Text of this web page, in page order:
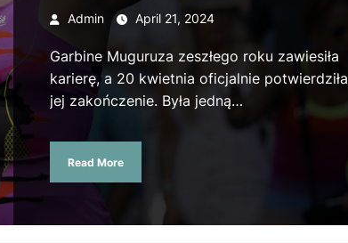
zakończyła karierę
tenisową.
Admin April 21, 2024
Garbine Muguruza zeszłego roku zawiesiła
karierę, a 20 kwietnia oficjalnie potwierdziła
jej zakończenie. Była jedną…
Read More